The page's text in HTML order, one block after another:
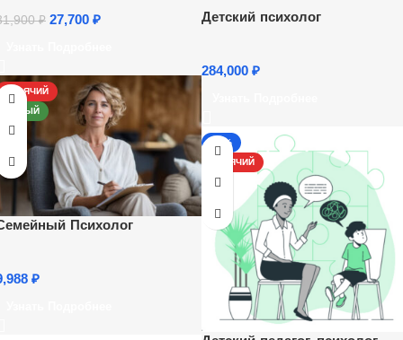
₽ 27,700 ₽ Детский психолог
284,000 ₽
ГОРЯЧИЙ
НОВЫЙ
Психолог
₽
-13%
ГОРЯЧИЙ